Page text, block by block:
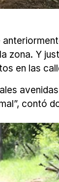
zona. Y
en las
contó